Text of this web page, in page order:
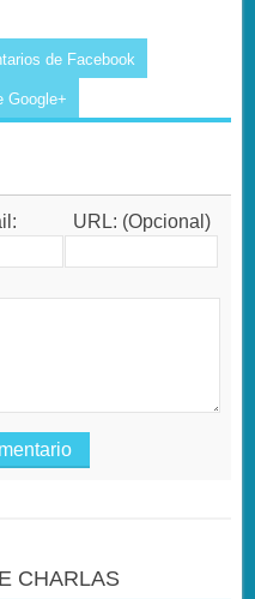
de Facebook
Google+
URL: (Opcional)
CHARLAS